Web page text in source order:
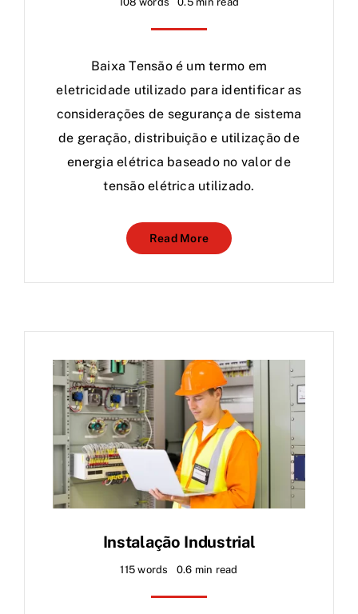
Baixa Tensão é um termo em
eletricidade utilizado para identificar as
considerações de segurança de sistema
de geração, distribuição e utilização de
energia elétrica baseado no valor de
tensão elétrica utilizado.
Read More
Instalação Industrial
115 words 0.6 min read